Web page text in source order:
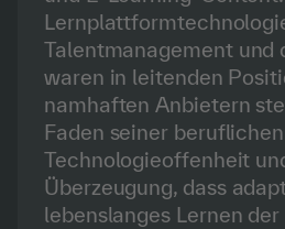
Talentmanagement und
waren in leitenden
namhaften Anbietern
Faden seiner
Technologieoffenheit
Überzeugung, dass
lebenslanges Lernen